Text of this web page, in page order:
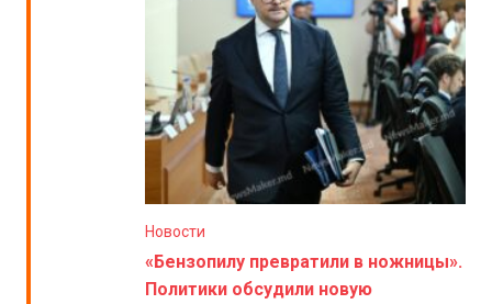
Новости
«Бензопилу превратили в ножницы».
Политики обсудили новую